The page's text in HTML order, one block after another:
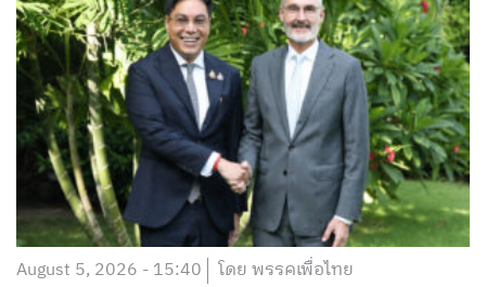
August 5, 2026 - 15:40 โดย พรรคเพื่อไทย